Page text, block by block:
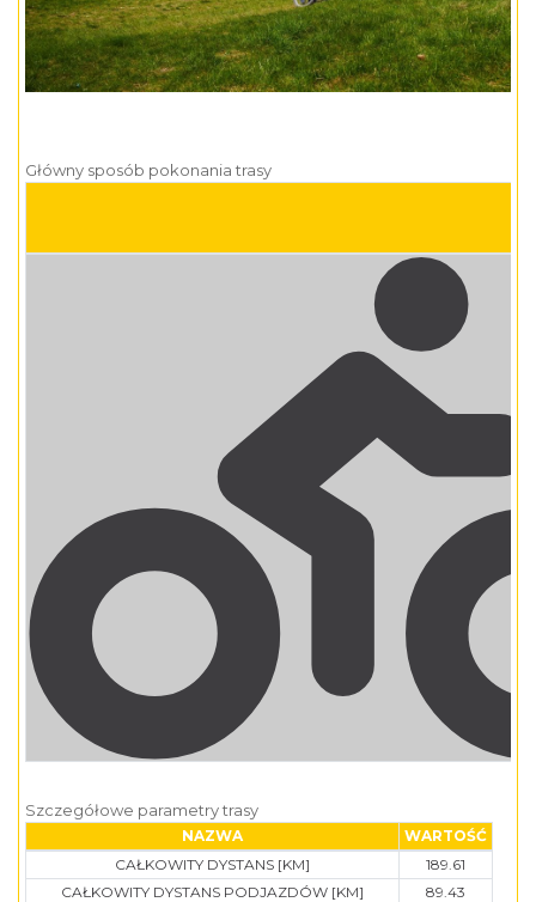
Główny sposób pokonania trasy
Szczegółowe parametry trasy
NAZWA
WARTOŚĆ
CAŁKOWITY DYSTANS [KM]
189.61
CAŁKOWITY DYSTANS PODJAZDÓW [KM]
89.43